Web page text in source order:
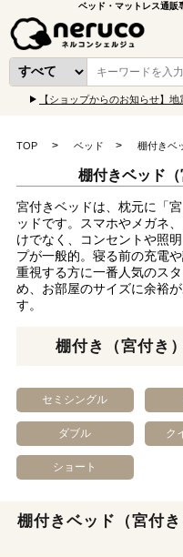
ベッド・マットレス通
【ショップからのお知らせ】
TOP ベッド 棚付きベ
棚付きベッド
宮付きベッドは、枕元に「
ッドです。スマホやメガネ
けでなく、コンセントや照
プが一般的。寝る前の充電
重視する方に一番人気のス
め、お部屋のサイズに余裕
す。
棚付き（宮付き
セミシングル
ダブル ク
ショート
棚付きベッド（宮付